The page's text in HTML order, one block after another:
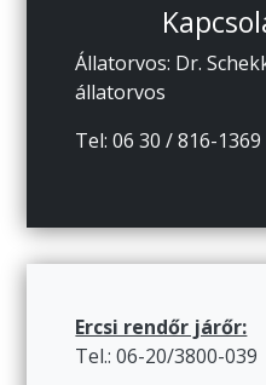
Állatorvos: Dr.
állatorvos
Tel: 06 30 / 816-1369
Ercsi rendőr járőr:
Tel.: 06-20/3800-039